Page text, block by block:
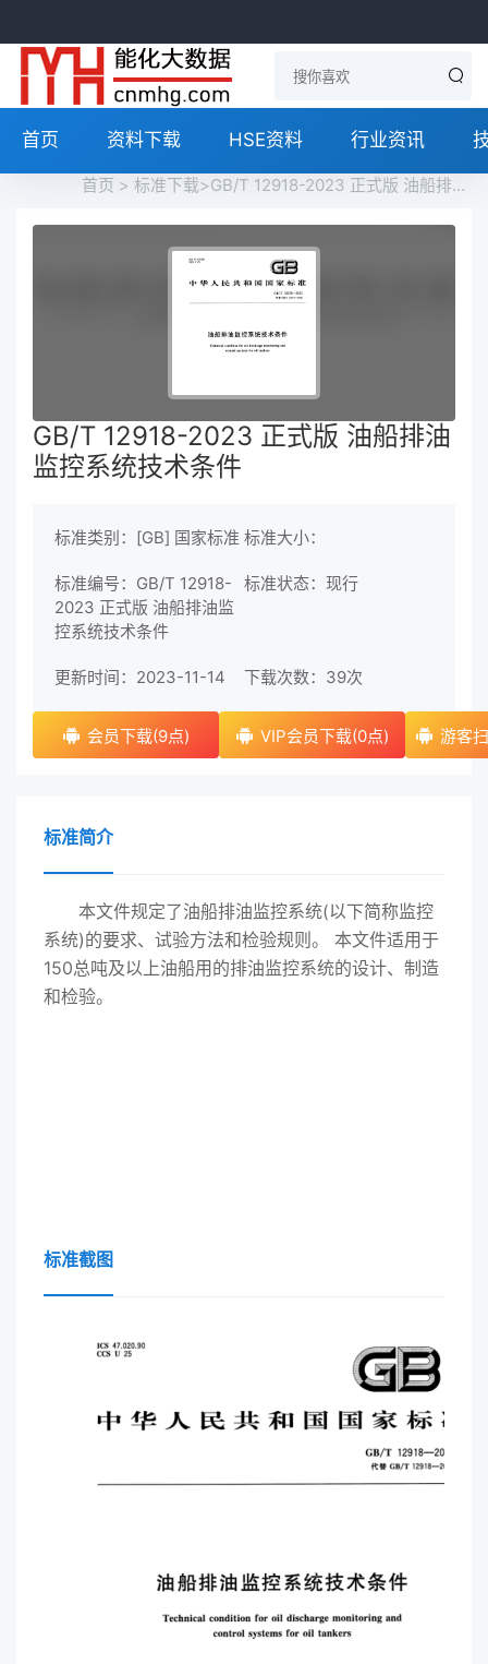
首页 资料下载 HSE资料 行业资讯
首页 > 标准下载>GB/T 12918-2023 正式版 油船排油监控系统技术条件免费下载
GB/T 12918-2023 正式版 油船排油
监控系统技术条件
标准类别：[GB] 国家标准 标准大小：
标准编号：GB/T 12918-
2023 正式版 油船排油监
控系统技术条件
标准状态：现行
更新时间：2023-11-14 下载次数： 39次
会员下载(9点) VIP会员下载(0点) 游客
标准简介
本文件规定了油船排油监控系统(以下简称监控
系统)的要求、试验方法和检验规则。 本文件适用于
150总吨及以上油船用的排油监控系统的设计、制造
和检验。
标准截图